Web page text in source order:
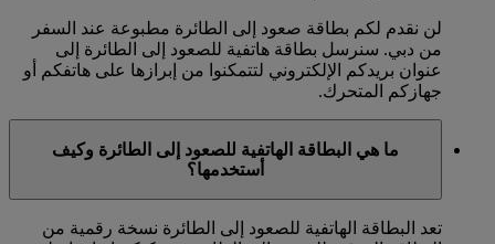
لن نقدم لكم بطاقة صعود إلى الطائرة مطبوعة عند السفر
من دبي. سنرسل بطاقة هاتفية للصعود إلى الطائرة إلى
عنوان بريدكم الإلكتروني لتتمكنوا من إبرازها على هاتفكم أو
جهازكم المتحرك.
ما هي البطاقة الهاتفية للصعود إلى الطائرة وكيف
أستخدمها؟
تعد البطاقة الهاتفية للصعود إلى الطائرة نسخة رقمية من